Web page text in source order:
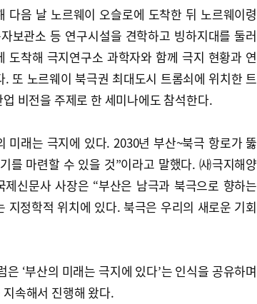
다음 날 노르웨이 오슬로에 도착한 뒤 노르웨이령
보관소 등 연구시설을 견학하고 빙하지대를 둘러
도착해 극지연구소 과학자와 함께 극지 현황과 연
또 노르웨이 북극권 최대도시 트롬쇠에 위치한 트
비전을 주제로 한 세미나에도 참석한다.
미래는 극지에 있다. 2030년 부산~북극 항로가 뚫
를 마련할 수 있을 것”이라고 말했다. ㈔극지해양
신문사 사장은 “부산은 남극과 북극으로 향하는
지정학적 위치에 있다. 북극은 우리의 새로운 기회
‘부산의 미래는 극지에 있다’는 인식을 공유하며
속해서 진행해 왔다.